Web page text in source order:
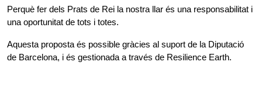
Perquè fer dels Prats de Rei la nostra llar és una responsabilitat i
una oportunitat de tots i totes.
Aquesta proposta és possible gràcies al suport de la Diputació
de Barcelona, i és gestionada a través de Resilience Earth.